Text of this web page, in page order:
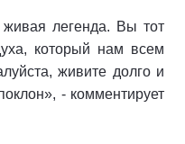
легенда. Вы тот
который нам всем
живите долго и
- комментирует